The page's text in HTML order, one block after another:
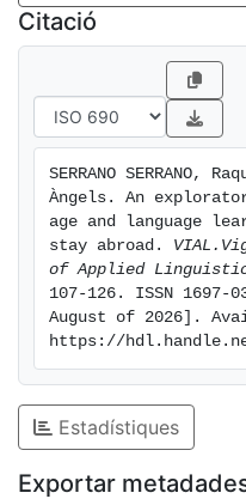
L2 gains and age or
Citació
SERRANO SERRANO,
Àngels. An
age and language
stay abroad.
of Applied
107-126. ISSN
August of 2026].
https://
Estadístiques
Exportar